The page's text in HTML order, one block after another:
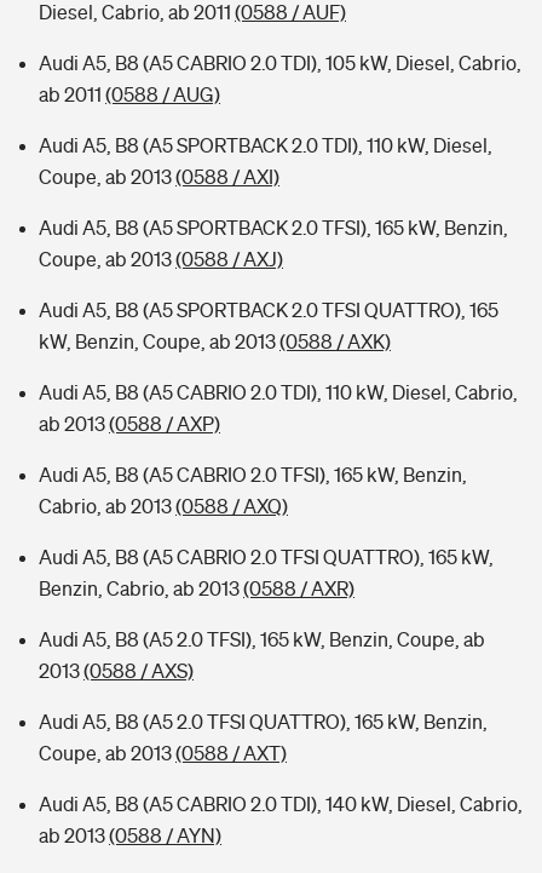
Diesel, Cabrio, ab 2011 (0588 / AUF)
Audi A5, B8 (A5 CABRIO 2.0 TDI), 105 kW, Diesel, Cabrio,
ab 2011 (0588 / AUG)
Audi A5, B8 (A5 SPORTBACK 2.0 TDI), 110 kW, Diesel,
Coupe, ab 2013(0588 / AXI)
Audi A5, B8 (A5 SPORTBACK 2.0 TFSI), 165 kW, Benzin,
Coupe, ab 2013(0588 / AXJ)
Audi A5, B8 (A5 SPORTBACK 2.0 TFSI QUATTRO), 165
kW, Benzin, Coupe, ab 2013(0588 / AXK)
Audi A5, B8 (A5 CABRIO 2.0 TDI), 110 kW, Diesel, Cabrio,
ab 2013(0588 / AXP)
Audi A5, B8 (A5 CABRIO 2.0 TFSI), 165 kW, Benzin,
Cabrio, ab 2013(0588 / AXQ)
Audi A5, B8 (A5 CABRIO 2.0 TFSI QUATTRO), 165 kW,
Benzin, Cabrio, ab 2013(0588 / AXR)
Audi A5, B8 (A5 2.0 TFSI), 165 kW, Benzin, Coupe, ab
2013(0588 / AXS)
Audi A5, B8 (A5 2.0 TFSI QUATTRO), 165 kW, Benzin,
Coupe, ab 2013(0588 / AXT)
Audi A5, B8 (A5 CABRIO 2.0 TDI), 140 kW, Diesel, Cabrio,
ab 2013(0588 / AYN)